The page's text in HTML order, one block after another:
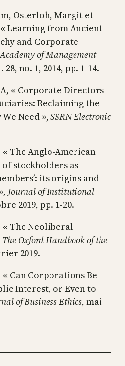
Osterloh, Margit et
« Learning from Ancient
and Corporate
Academy of Management
28, no. 1, 2014, pp. 1‑14.
« Corporate Directors
Reclaiming the
Need »,SSRN Electronic
« The Anglo-American
stockholders as
its origins and
Journal of Institutional
2019, pp. 1‑20.
« The Neoliberal
The Oxford Handbook of the
2019.
Can Corporations Be
Interest, or Even to
of Business Ethics, mai